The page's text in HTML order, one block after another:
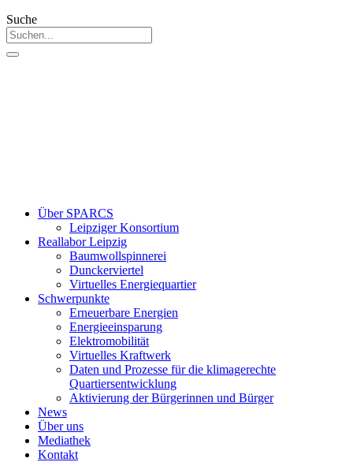
Suche
Über SPARCS
Leipziger Konsortium
Reallabor Leipzig
Baumwollspinnerei
Dunckerviertel
Virtuelles Energiequartier
Schwerpunkte
Erneuerbare Energien
Energieeinsparung
Elektromobilität
Virtuelles Kraftwerk
Daten und Prozesse für die klimagerechte
Quartiersentwicklung
Aktivierung der Bürgerinnen und Bürger
News
Über uns
Mediathek
Kontakt